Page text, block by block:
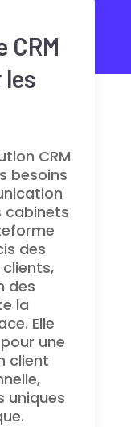
CRM
les
CRM
besoins
cabinets
des
des
la
Elle
une
client
uniques